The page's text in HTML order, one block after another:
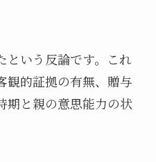
という反論です。これ
観的証拠の有無、贈与
期と親の意思能力の状